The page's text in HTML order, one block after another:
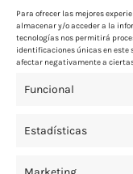
Para ofrecer las mejores
almacenar y/o acceder a la
tecnologías nos permitirá
identificaciones únicas en este
afectar negativamente a
Funcional
Estadísticas
Términos y
Aviso de
Contáctanos